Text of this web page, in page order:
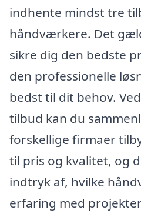
indhente mindst tre
håndværkere. Det
sikre dig den bedste
den professionelle
bedst til dit behov.
tilbud kan du
forskellige firmaer
til pris og kvalitet, og
indtryk af, hvilke
erfaring med